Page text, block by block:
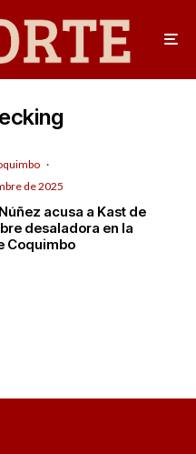
·
de 2025
acusa a Kast de
desaladora en la
Coquimbo